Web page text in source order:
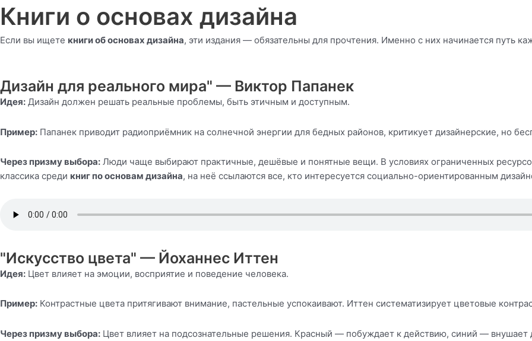
Книги о основах дизайна
Если вы ищете книги об основах дизайна, эти издания — обязательны для прочтения. Именно с них начинается путь
Дизайн для реального мира" — Виктор Папанек
Идея: Дизайн должен решать реальные проблемы, быть этичным и доступным.
Пример: Папанек приводит радиоприёмник на солнечной энергии для бедных районов, критикует дизайнерские, но
Через призму выбора: Люди чаще выбирают практичные, дешёвые и понятные вещи. В условиях ограниченных
классика среди книг по основам дизайна, на неё ссылаются все, кто интересуется социально-ориентированным
"Искусство цвета" — Йоханнес Иттен
Идея: Цвет влияет на эмоции, восприятие и поведение человека.
Пример: Контрастные цвета притягивают внимание, пастельные успокаивают. Иттен систематизирует цветовые
Через призму выбора: Цвет влияет на подсознательные решения. Красный — побуждает к действию, синий — внушает